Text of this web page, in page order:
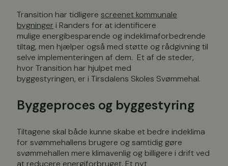
Transition har tidligere screenet kommunale
bygninger i Randers for at identificere
mulige energibesparende og indeklimaforbedrende
tiltag, men hjælper også med støtte og rådgivning til
selve implementeringen af dem. Et af de steder,
hvor Transition har hjulpet med
byggestyringen, er i Tirsdalens Skoles Svømmehal.
Byggeproces og byggestyring
Tiltagene skal både kunne skabe et bedre indeklima
for svømmehallens brugere og samtidig gøre
svømmehallen mere klimavenlig og billigere i drift ved